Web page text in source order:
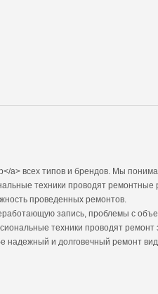
a> всех типов и брендов. Мы
техники проводят ремонтные
проведенных ремонтов.
запись, проблемы с
техники проводят ремонт
надежный и долговечный ремонт